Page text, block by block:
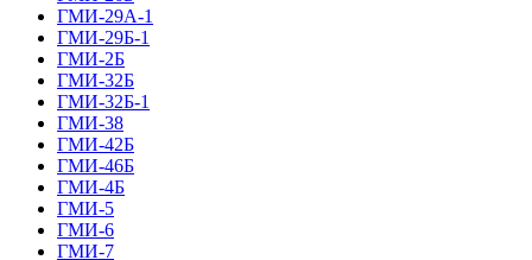
ГМИ-29А-1
ГМИ-29Б-1
ГМИ-2Б
ГМИ-32Б
ГМИ-32Б-1
ГМИ-38
ГМИ-42Б
ГМИ-46Б
ГМИ-4Б
ГМИ-5
ГМИ-6
ГМИ-7